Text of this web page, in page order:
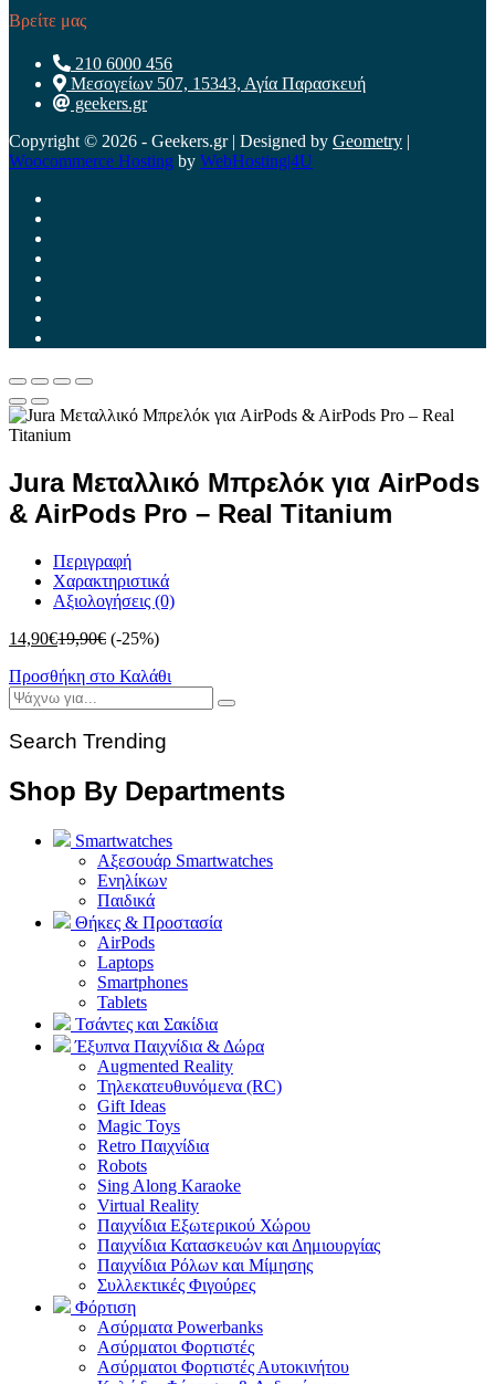
Βρείτε μας
210 6000 456
Μεσογείων 507, 15343, Αγία Παρασκευή
geekers.gr
Copyright © 2026 - Geekers.gr | Designed by Geometry |
Woocommerce Hosting by WebHosting|4U
Jura Μεταλλικό Μπρελόκ για AirPods
& AirPods Pro – Real Titanium
Περιγραφή
Χαρακτηριστικά
Αξιολογήσεις (0)
14,90€19,90€ (-25%)
Προσθήκη στο Καλάθι
Search Trending
Shop By Departments
Smartwatches
Αξεσουάρ Smartwatches
Ενηλίκων
Παιδικά
Θήκες & Προστασία
AirPods
Laptops
Smartphones
Tablets
Τσάντες και Σακίδια
Έξυπνα Παιχνίδια & Δώρα
Augmented Reality
Τηλεκατευθυνόμενα (RC)
Gift Ideas
Magic Toys
Retro Παιχνίδια
Robots
Sing Along Karaoke
Virtual Reality
Παιχνίδια Εξωτερικού Χώρου
Παιχνίδια Κατασκευών και Δημιουργίας
Παιχνίδια Ρόλων και Μίμησης
Συλλεκτικές Φιγούρες
Φόρτιση
Ασύρματα Powerbanks
Aσύρματοι Φορτιστές
Ασύρματοι Φορτιστές Αυτοκινήτου